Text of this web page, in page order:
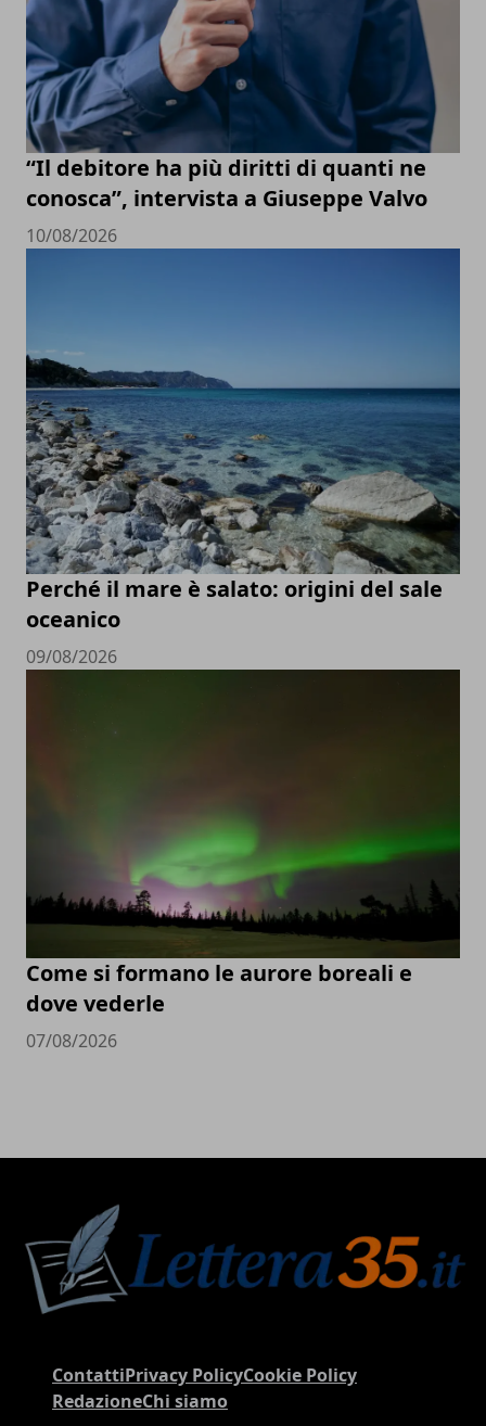
“Il debitore ha più diritti di quanti ne
conosca”, intervista a Giuseppe Valvo
10/08/2026
Perché il mare è salato: origini del sale
oceanico
09/08/2026
Come si formano le aurore boreali e
dove vederle
07/08/2026
ContattiPrivacy PolicyCookie Policy
RedazioneChi siamo